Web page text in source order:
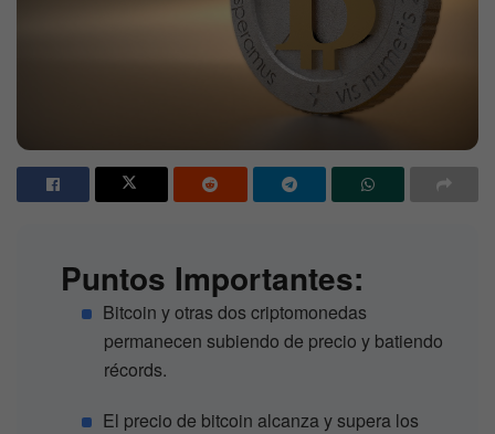
Puntos Importantes:
Bitcoin y otras dos criptomonedas
permanecen subiendo de precio y batiendo
récords.
El precio de bitcoin alcanza y supera los